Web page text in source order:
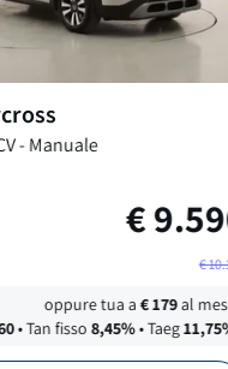
-Manuale
€
€
oppure tua a€179al
• Tan fisso 8,45%• Taeg11,75